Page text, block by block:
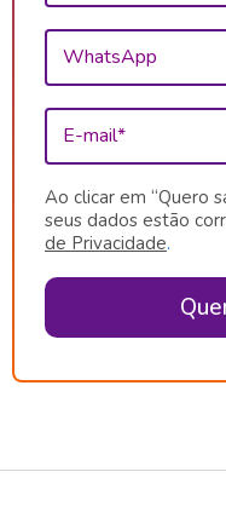
WhatsApp
E-mail*
Ao clicar em “Quero
seus dados estão
de Privacidade.